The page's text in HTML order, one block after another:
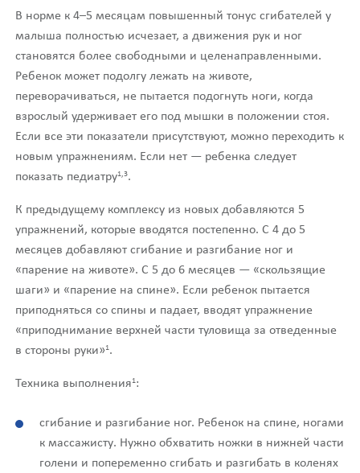
В норме к 4–5 месяцам повышенный тонус сгибателей у
малыша полностью исчезает, а движения рук и ног
становятся более свободными и целенаправленными.
Ребенок может подолгу лежать на животе,
переворачиваться, не пытается подогнуть ноги, когда
взрослый удерживает его под мышки в положении стоя.
Если все эти показатели присутствуют, можно переходить к
новым упражнениям. Если нет — ребенка следует
показать педиатру1,3.
К предыдущему комплексу из новых добавляются 5
упражнений, которые вводятся постепенно. С 4 до 5
месяцев добавляют сгибание и разгибание ног и
«парение на животе». С 5 до 6 месяцев — «скользящие
шаги» и «парение на спине». Если ребенок пытается
приподняться со спины и падает, вводят упражнение
«приподнимание верхней части туловища за отведенные
в стороны руки»1.
Техника выполнения1:
сгибание и разгибание ног. Ребенок на спине, ногами
к массажисту. Нужно обхватить ножки в нижней части
голени и попеременно сгибать и разгибать в коленях